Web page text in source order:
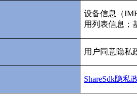
设备信息（
用列表信息；
用户同意隐私
ShareSdk隐私